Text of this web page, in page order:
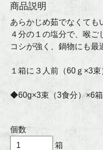
商品説明
あらかじめ茹でなくても
４分の１の塩分で、喉ご
コシが強く、鍋物にも最
１箱に３人前（60ｇ×3
◆60g×3束（3食分）×6箱
個数
箱